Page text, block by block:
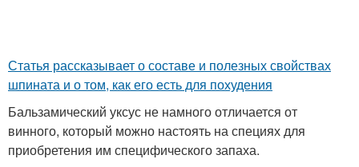
Статья рассказывает о составе и полезных свойствах
шпината и о том, как его есть для похудения
Бальзамический уксус не намного отличается от
винного, который можно настоять на специях для
приобретения им специфического запаха.